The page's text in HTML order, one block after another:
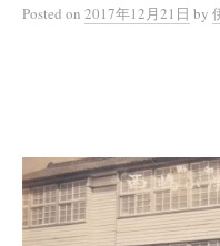
Posted on 2017年12月21日 by